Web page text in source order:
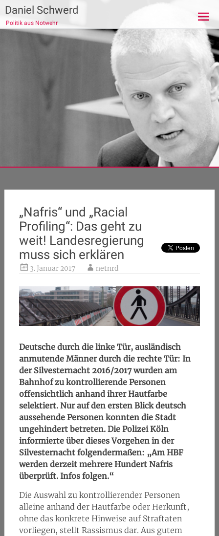
Zum
Inhalt
springen
Daniel Schwerd
Politik aus Notwehr
„Nafris“ und „Racial
Profiling“: Das geht zu
weit! Landesregierung
muss sich erklären
3. Januar 2017 netnrd
Deutsche durch die linke Tür, ausländisch
anmutende Männer durch die rechte Tür: In
der Silvesternacht 2016/2017 wurden am
Bahnhof zu kontrollierende Personen
offensichtlich anhand ihrer Hautfarbe
selektiert. Nur auf den ersten Blick deutsch
aussehende Personen konnten die Stadt
ungehindert betreten. Die Polizei Köln
informierte über dieses Vorgehen in der
Silvesternacht folgendermaßen: „Am HBF
werden derzeit mehrere Hundert Nafris
überprüft. Infos folgen.“
Die Auswahl zu kontrollierender Personen
alleine anhand der Hautfarbe oder Herkunft,
ohne das konkrete Hinweise auf Straftaten
vorliegen, stellt Rassismus dar. Aus gutem